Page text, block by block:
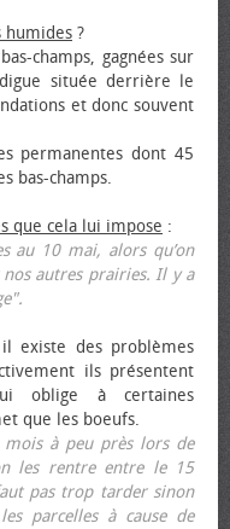
humides ?
champs, gagnées sur
située derrière le
et donc souvent
permanentes dont 45
bas-champs.
que cela lui impose :
au 10 mai, alors qu’on
autres prairies. Il y a
existe des problèmes
ils présentent
oblige à certaines
que les bœufs.
à peu près lors de
les rentre entre le 15
pas trop tarder sinon
parcelles à cause de